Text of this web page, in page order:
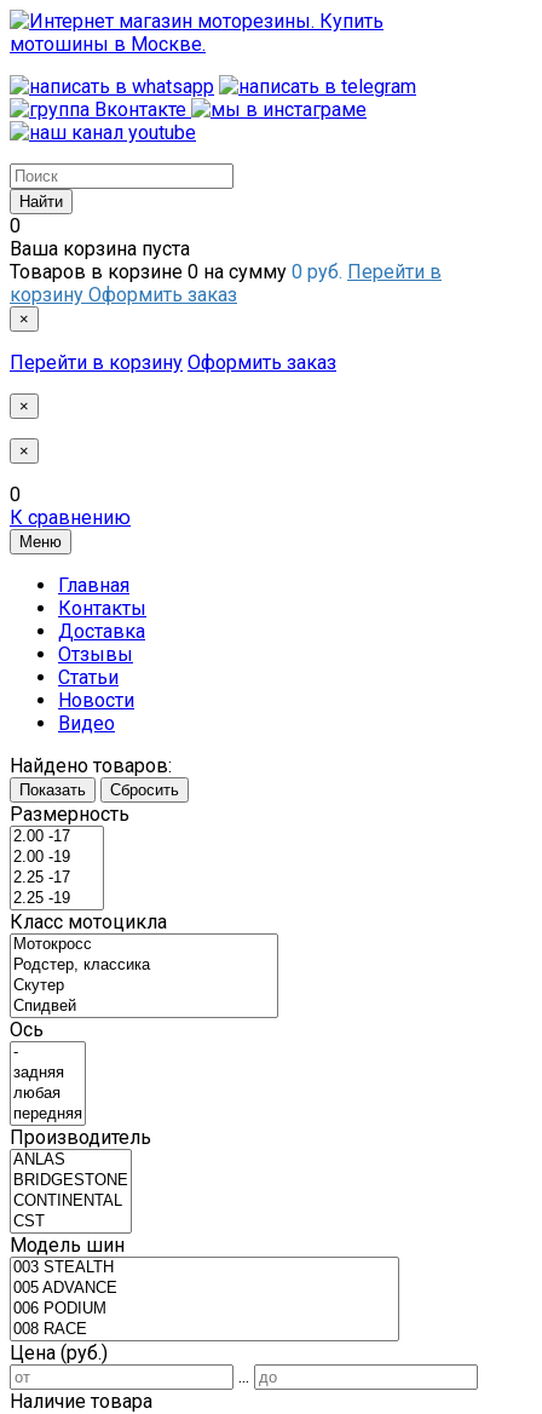
0
Ваша корзина пуста
Товаров в корзине 0 на сумму 0 руб. Перейти в
корзину Оформить заказ
×
Перейти в корзину Оформить заказ
×
×
0
К сравнению
Меню
Главная
Контакты
Доставка
Отзывы
Статьи
Новости
Видео
Найдено товаров:
Показать Сбросить
Размерность
Класс мотоцикла
Ось
Производитель
Модель шин
Цена (руб.)
...
Наличие товара